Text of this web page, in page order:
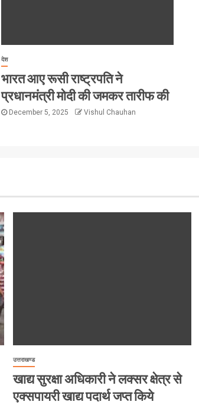
देश
भारत आए रूसी राष्ट्रपति ने
प्रधानमंत्री मोदी की जमकर तारीफ की
December 5, 2025 Vishul Chauhan
उत्तराखण्ड
खाद्य सुरक्षा अधिकारी ने लक्सर क्षेत्र से
एक्सपायरी खाद्य पदार्थ जप्त किये